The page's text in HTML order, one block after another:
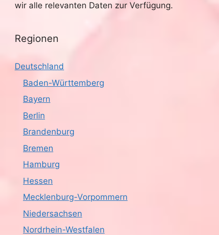
wir alle relevanten Daten zur Verfügung.
Regionen
Deutschland
Baden-Württemberg
Bayern
Berlin
Brandenburg
Bremen
Hamburg
Hessen
Mecklenburg-Vorpommern
Niedersachsen
Nordrhein-Westfalen